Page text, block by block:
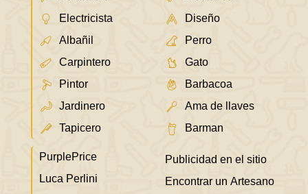
Electricista
Albañil
Carpintero
Pintor
Jardinero
Tapicero
Diseño
Perro
Gato
Barbacoa
Ama de llaves
Barman
PurplePrice
Luca Perlini
Publicidad en el sitio
Encontrar un Artesano